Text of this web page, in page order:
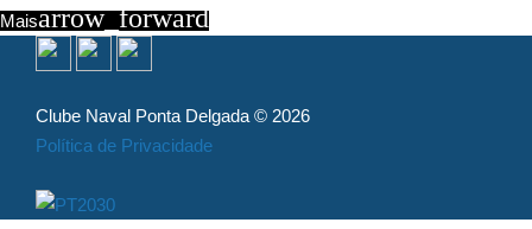
Maisarrow_forward
Clube Naval Ponta Delgada © 2026
Política de Privacidade